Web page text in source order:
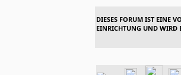
DIESES FORUM IST EINE
EINRICHTUNG UND WIRD